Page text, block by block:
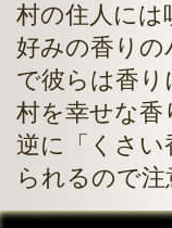
村の住人には
好みの香り
で彼らは香
村を幸せな
逆に「くさ
られるので注